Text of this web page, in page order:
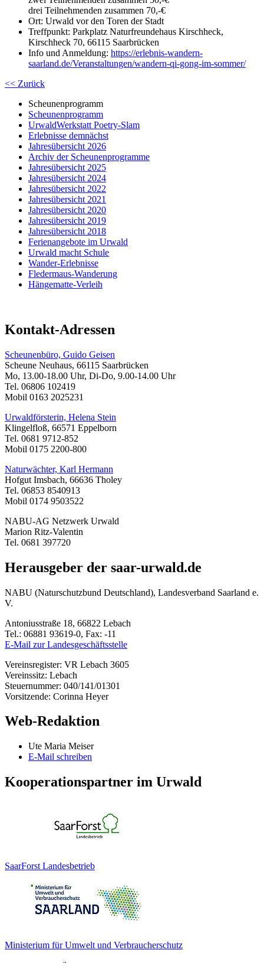
drei Teilnehmenden zusammen 70,-€
Ort: Urwald vor den Toren der Stadt
Treffpunkt: Parkplatz Naturfreundehaus Kirschheck,
Kirschheck 70, 66115 Saarbrücken
Info und Anmeldung: https://erlebnis-wandern-
saarland.de/Veranstaltungen/wandern-qi-gong-im-sommer/
<< Zurück
Scheunenprogramm
Scheunenprogramm
UrwaldWerkstatt Poetry-Slam
Erlebnisse demnächst
Jahresübersicht 2026
Archiv der Scheunenprogramme
Jahresübersicht 2025
Jahresübersicht 2024
Jahresübersicht 2022
Jahresübersicht 2021
Jahresübersicht 2020
Jahresübersicht 2019
Jahresübersicht 2018
Ferienangebote im Urwald
Urwald macht Schule
Wander-Erlebnisse
Fledermaus-Wanderung
Hängematte-Verleih
Kontakt-Adressen
Scheunenbüro, Guido Geisen
Scheune Neuhaus, 66115 Saarbrücken
Mo, 13.00-18.00 Uhr, Di-Do, 9.00-14.00 Uhr
Tel. 06806 102419
Mobil 0163 2025231
Urwaldförsterin, Helena Stein
Klingelfloß, 66571 Eppelborn
Tel. 0681 9712-852
Mobil 0175 2200-800
Naturwächter, Karl Hermann
Hofgut Imsbach, 66636 Tholey
Tel. 06853 8540913
Mobil 0174 9503522
NABU-AG Netzwerk Urwald
Marion Ritz-Valentin
Tel. 0681 397720
Herausgeber der saar-urwald.de
NABU (Naturschutzbund Deutschland), Landesverband Saarland e.
V.
Antoniusstraße 18, 66822 Lebach
Tel.: 06881 93619-0, Fax: -11
E-Mail zur Landesgeschäftsstelle
Vereinsregister: VR Lebach 3605
Vereinssitz: Lebach
Steuernummer: 040/141/01301
Vorsitzende: Corinna Heyer
Web-Redaktion
Ute Maria Meiser
E-Mail schreiben
Kooperationspartner im Urwald
SaarForst Landesbetrieb
Ministerium für Umwelt und Verbraucherschutz